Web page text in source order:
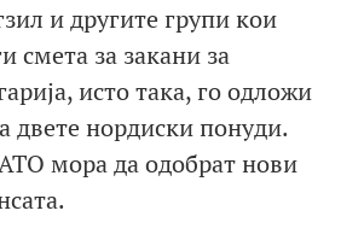
и другите групи кои
смета за закани за
исто така, го одложи
двете нордиски понуди.
мора да одобрат нови